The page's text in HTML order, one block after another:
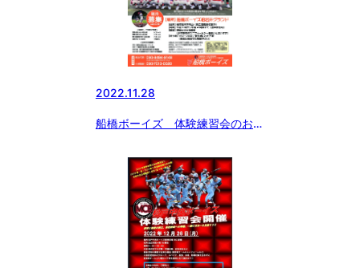
2022.11.28
船橋ボーイズ 体験練習会のお知